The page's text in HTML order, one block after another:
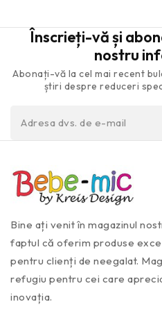
Înscrieți-vă și
nostru
Abonați-vă la cel mai recent
știri despre reduceri
Bine ați venit în magazinul
faptul că oferim produse
pentru clienți de neegalat.
refugiu pentru cei care
inovația.